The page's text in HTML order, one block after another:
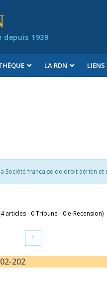
1939
LA RDN
française de droit aérien et
articles - 0 Tribune - 0 e-Recension)
1
202